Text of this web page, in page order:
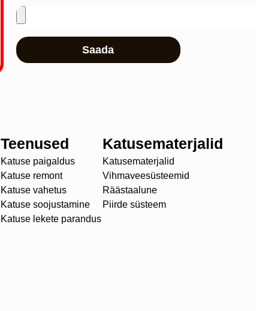
Saada
Teenused
Katuse paigaldus
Katuse remont
Katuse vahetus
Katuse soojustamine
Katuse lekete parandus
Katusematerjalid
Katusematerjalid
Vihmaveesüsteemid
Räästaalune
Piirde süsteem